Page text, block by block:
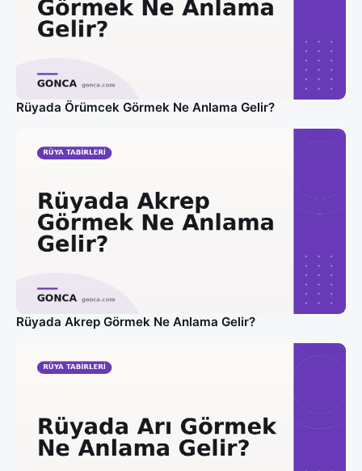
Rüyada Örümcek Görmek Ne Anlama Gelir?
Rüyada Akrep Görmek Ne Anlama Gelir?